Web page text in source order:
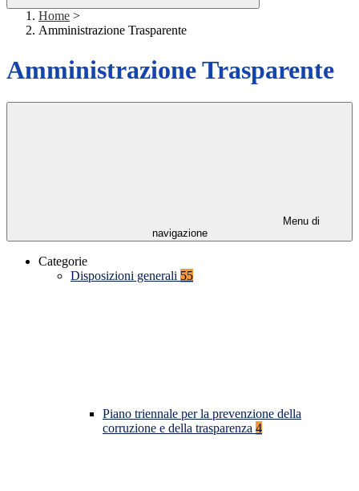
Home >
Amministrazione Trasparente
Amministrazione Trasparente
Menu di
navigazione
Categorie
Disposizioni generali 55
Piano triennale per la prevenzione della
corruzione e della trasparenza 4